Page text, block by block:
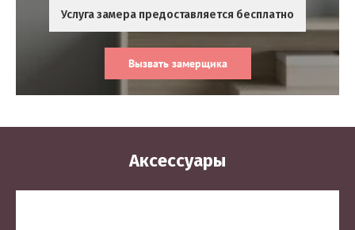
Услуга замера предоставляется бесплатно
Вызвать замерщика
Аксессуары